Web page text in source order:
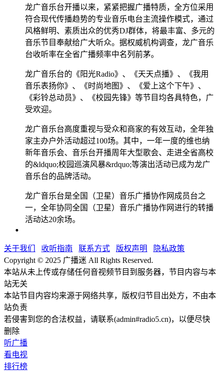
龙广音乐台开播以来，紧紧把握广播特质，全方位采用
符合现代传播趋势的专业音乐电台主流操作模式，通过
风格鲜明、素质出众的优秀DJ群体，将最丰富、多元的
音乐节目奉献给广大听众。据权威机构调查，龙广音乐
台收听率在全省广播频率中名列前茅。
龙广音乐台的《阳光Radio》、《天天点播》、《我用
音乐表扬你》、《时尚地图》、《爱上这个下午》、
《彩铃总动员》、《校园先锋》等节目均各具特色，广
受欢迎。
龙广音乐台高度重视与受众和商家的有效互动，全年独
家主办户外活动超过100场。其中，一年一度的维也纳
新年音乐会、音乐台开播周年大型歌会、走进全省高校
的&ldquo;校园巡演风暴&rdquo;等演出活动已成为龙广
音乐台的品牌活动。
龙广音乐台是全国（卫星）音乐广播协作网成员台之
一，全年协同全国（卫星）音乐广播协作网进行的转播
活动达20余场。
关于我们 收听指南 联系方式 版权声明
隐私政策
Copyright © 2025 广播迷 All Rights Reserved.
本站从未上传或存储任何音视频节目到服务器，节目内容与本
站无关
本站节目内容均来源于网络共享，版权归节目出处方，不由本
站负责
若侵害到您的合法权益，请联系(admin#radio5.cn)，以便尽快
删除
听广播
看电视
排行榜